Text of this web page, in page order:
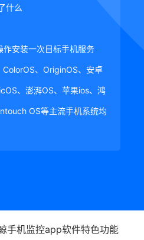
什么
安装一次目标手机服务
、OriginOS、安卓
、澎湃OS、苹果ios、鸿
OS等主流手机系统均
手机监控app软件特色功能